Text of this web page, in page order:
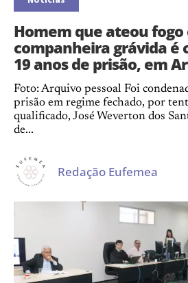
Homem que ateou fogo
companheira grávida é
19 anos de prisão, em
Foto: Arquivo pessoal Foi
prisão em regime fechado, por
qualificado, José Weverton dos
de...
Redação Eufemea